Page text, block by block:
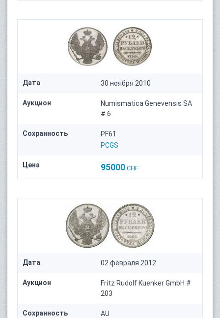
Дата 30 ноября 2010
Аукцион
Numismatica Genevensis SA
# 6
Сохранность
PF61
PCGS
Цена 95000 CHF
Дата 02 февраля 2012
Аукцион
Fritz Rudolf Kuenker GmbH #
203
Сохранность AU